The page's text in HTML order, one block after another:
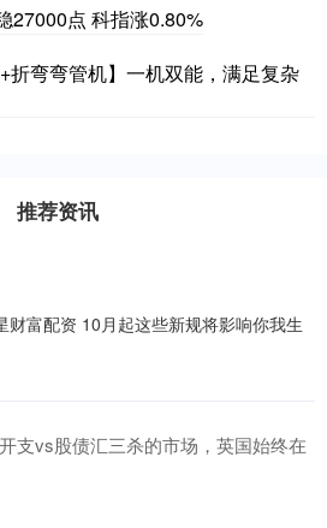
27000点 科指涨0.80%
折弯弯管机】一机双能，满足复杂
推荐资讯
财富配资 10月起这些新规将影响你我生
支vs股债汇三杀的市场，英国始终在